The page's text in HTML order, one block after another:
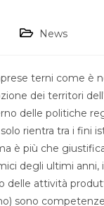
News
terni come è
dei territori
delle politiche
rientra tra i fini
è più che
degli ultimi anni,
delle attività
sono